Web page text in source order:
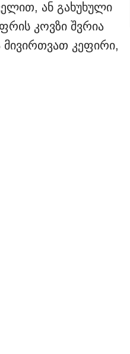
ან გახუხული
კოვზი შვრია
კეფირი,